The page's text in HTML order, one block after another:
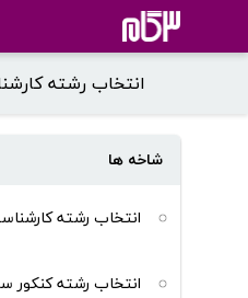
انتخاب رشته
شاخه ها
انتخاب رشته
انتخاب رشته کنکور